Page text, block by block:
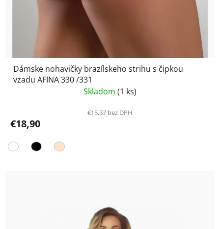
Dámske nohavičky brazílskeho strihu s čipkou
vzadu AFINA 330 /331
Skladom (1 ks)
€15,37 bez DPH
€18,90